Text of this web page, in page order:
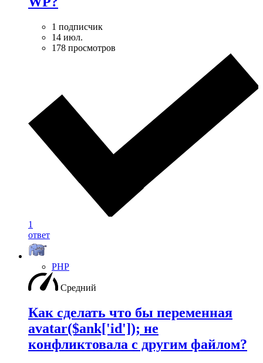
1 подписчик
14 июл.
178 просмотров
1
ответ
PHP
Средний
Как сделать что бы переменная
avatar($ank['id']); не
конфликтовала с другим файлом?